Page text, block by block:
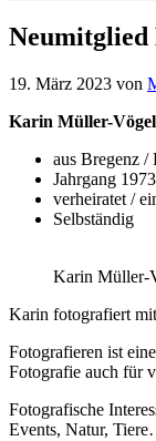
19. März 2023 von
Karin Müller-Vögel
aus Bregenz /
Jahrgang 1973
verheiratet /
Selbständig
Karin Müller-
Karin fotografiert
Fotografieren ist
Fotografie auch für
Fotografische
Events, Natur,